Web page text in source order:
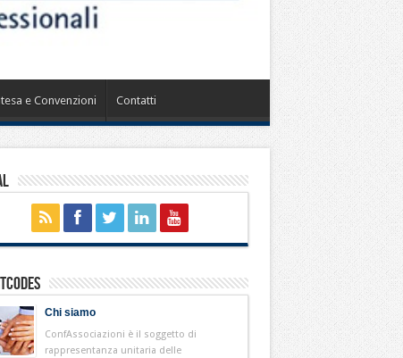
e Convenzioni Contatti
Chi siamo
ConfAssociazioni è il soggetto di
rappresentanza unitaria delle